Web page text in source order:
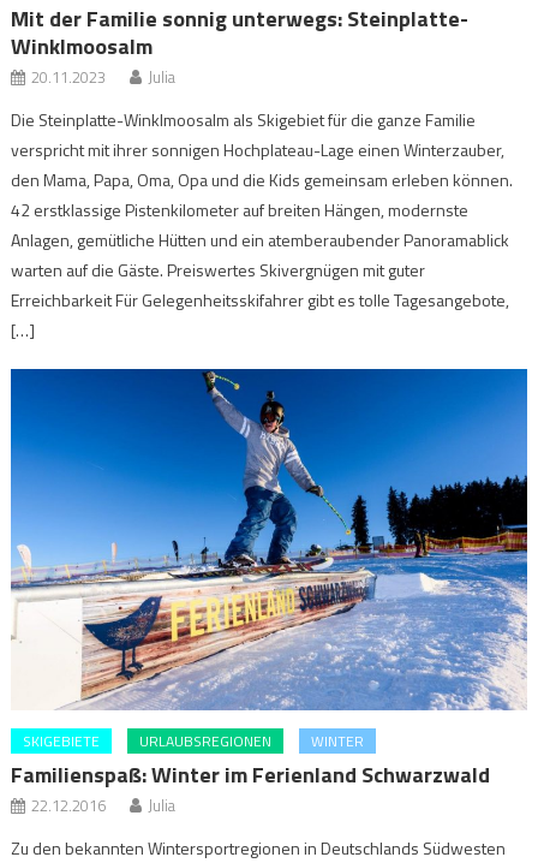
Mit der Familie sonnig unterwegs: Steinplatte-
Winklmoosalm
20.11.2023 Julia
Die Steinplatte-Winklmoosalm als Skigebiet für die ganze Familie
verspricht mit ihrer sonnigen Hochplateau-Lage einen Winterzauber,
den Mama, Papa, Oma, Opa und die Kids gemeinsam erleben können.
42 erstklassige Pistenkilometer auf breiten Hängen, modernste
Anlagen, gemütliche Hütten und ein atemberaubender Panoramablick
warten auf die Gäste. Preiswertes Skivergnügen mit guter
Erreichbarkeit Für Gelegenheitsskifahrer gibt es tolle Tagesangebote,
[…]
SKIGEBIETE URLAUBSREGIONEN WINTER
Familienspaß: Winter im Ferienland Schwarzwald
22.12.2016 Julia
Zu den bekannten Wintersportregionen in Deutschlands Südwesten